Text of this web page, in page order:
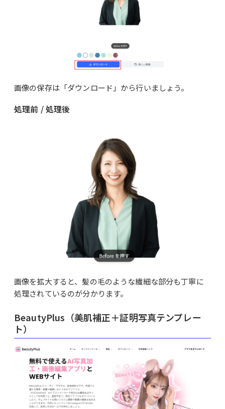
画像の保存は「ダウンロード」から行いましょう。
処理前 / 処理後
画像を拡大すると、髪の毛のような繊細な部分も丁寧に
処理されているのが分かります。
BeautyPlus（美肌補正＋証明写真テンプレー
ト）